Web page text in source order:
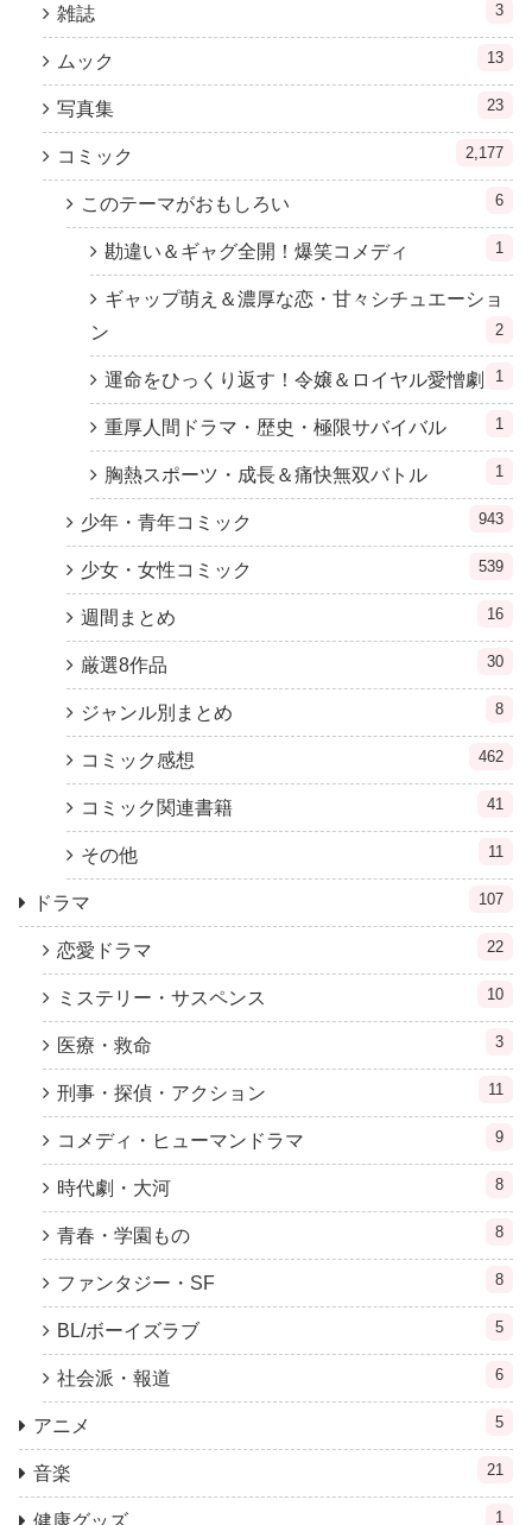
雑誌 3
ムック 13
写真集 23
コミック 2,177
このテーマがおもしろい 6
勘違い＆ギャグ全開！爆笑コメディ 1
ギャップ萌え＆濃厚な恋・甘々シチュエーショ
ン
2
運命をひっくり返す！令嬢＆ロイヤル愛憎劇 1
重厚人間ドラマ・歴史・極限サバイバル 1
胸熱スポーツ・成長＆痛快無双バトル 1
少年・青年コミック 943
少女・女性コミック 539
週間まとめ 16
厳選8作品 30
ジャンル別まとめ 8
コミック感想 462
コミック関連書籍 41
その他 11
ドラマ 107
恋愛ドラマ 22
ミステリー・サスペンス 10
医療・救命 3
刑事・探偵・アクション 11
コメディ・ヒューマンドラマ 9
時代劇・大河 8
青春・学園もの 8
ファンタジー・SF 8
BL/ボーイズラブ 5
社会派・報道 6
アニメ 5
音楽 21
1